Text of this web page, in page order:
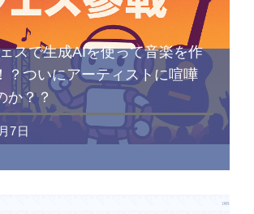
スで生成AIを使って音楽を作
？ついにアーティストに喧嘩
か？？
7日